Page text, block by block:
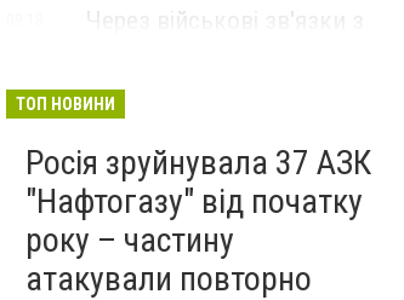
Через військові зв'язки з
Куби
ТОП НОВИНИ
Росія зруйнувала 37 АЗК
"Нафтогазу" від початку
року – частину
атакували повторно